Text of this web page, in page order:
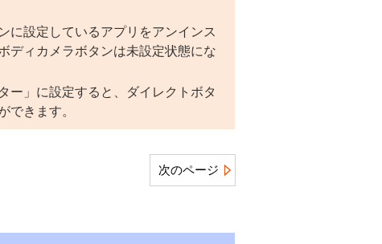
に設定しているアプリをアンインス
ディカメラボタンは未設定状態にな
ー」に設定すると、ダイレクトボタ
できます。
次のページ